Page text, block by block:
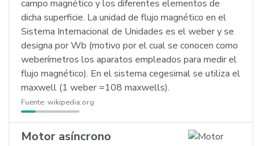
campo magnético y los diferentes elementos de
dicha superficie. La unidad de flujo magnético en el
Sistema Internacional de Unidades es el weber y se
designa por Wb (motivo por el cual se conocen como
weberímetros los aparatos empleados para medir el
flujo magnético). En el sistema cegesimal se utiliza el
maxwell (1 weber =108 maxwells).
Fuente: wikipedia.org
Motor asíncrono